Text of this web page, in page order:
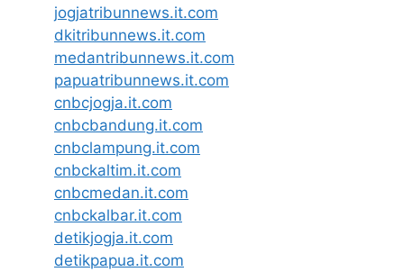
jogjatribunnews.it.com
dkitribunnews.it.com
medantribunnews.it.com
papuatribunnews.it.com
cnbcjogja.it.com
cnbcbandung.it.com
cnbclampung.it.com
cnbckaltim.it.com
cnbcmedan.it.com
cnbckalbar.it.com
detikjogja.it.com
detikpapua.it.com